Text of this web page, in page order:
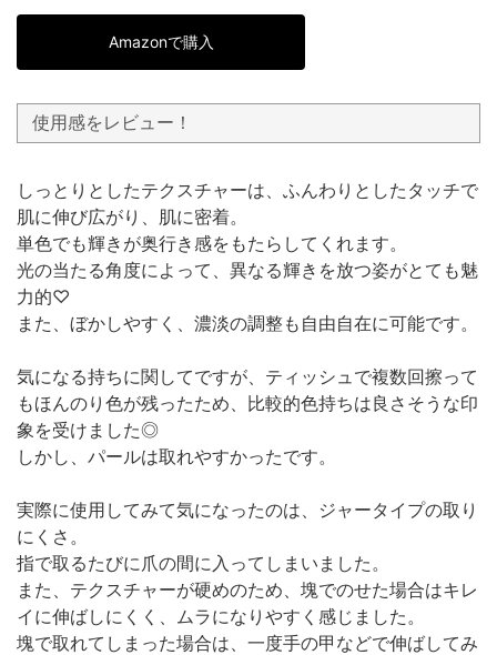
Amazonで購入
使用感をレビュー！
しっとりとしたテクスチャーは、ふんわりとしたタッチで
肌に伸び広がり、肌に密着。
単色でも輝きが奥行き感をもたらしてくれます。
光の当たる角度によって、異なる輝きを放つ姿がとても魅
力的♡
また、ぼかしやすく、濃淡の調整も自由自在に可能です。
気になる持ちに関してですが、ティッシュで複数回擦って
もほんのり色が残ったため、比較的色持ちは良さそうな印
象を受けました◎
しかし、パールは取れやすかったです。
実際に使用してみて気になったのは、ジャータイプの取り
にくさ。
指で取るたびに爪の間に入ってしまいました。
また、テクスチャーが硬めのため、塊でのせた場合はキレ
イに伸ばしにくく、ムラになりやすく感じました。
塊で取れてしまった場合は、一度手の甲などで伸ばしてみ